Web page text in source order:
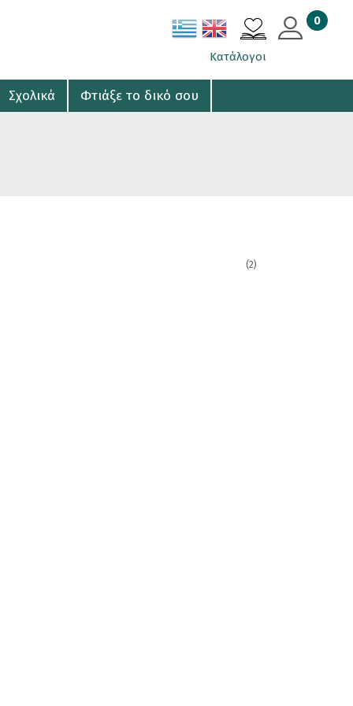
0
Κατάλογοι
Σχολικά Φτιάξε το δικό σου
(2)